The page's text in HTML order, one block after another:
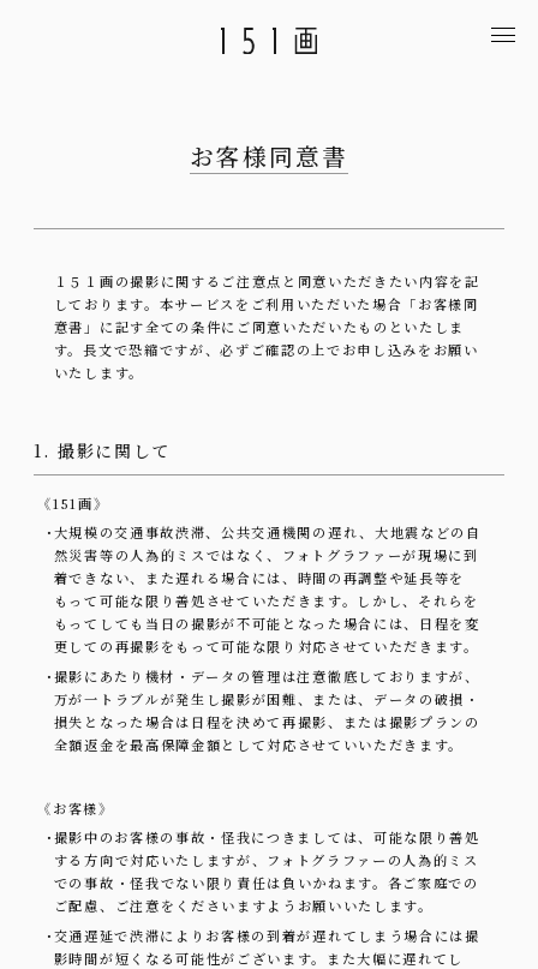
お客様同意書
１５１画の撮影に関するご注意点と同意いただきたい内容を記
しております。本サービスをご利用いただいた場合「お客様同
意書」に記す全ての条件にご同意いただいたものといたしま
す。長文で恐縮ですが、必ずご確認の上でお申し込みをお願い
いたします。
1. 撮影に関して
《151画》
・大規模の交通事故渋滞、公共交通機関の遅れ、大地震などの自
然災害等の人為的ミスではなく、フォトグラファーが現場に到
着できない、また遅れる場合には、時間の再調整や延長等を
もって可能な限り善処させていただきます。しかし、それらを
もってしても当日の撮影が不可能となった場合には、日程を変
更しての再撮影をもって可能な限り対応させていただきます。
・撮影にあたり機材・データの管理は注意徹底しておりますが、
万が一トラブルが発生し撮影が困難、または、データの破損・
損失となった場合は日程を決めて再撮影、または撮影プランの
全額返金を最高保障金額として対応させていいただきます。
《お客様》
・撮影中のお客様の事故・怪我につきましては、可能な限り善処
する方向で対応いたしますが、フォトグラファーの人為的ミス
での事故・怪我でない限り責任は負いかねます。各ご家庭での
ご配慮、ご注意をくださいますようお願いいたします。
・交通遅延で渋滞によりお客様の到着が遅れてしまう場合には撮
影時間が短くなる可能性がございます。また大幅に遅れてし